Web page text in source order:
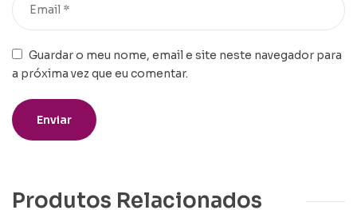
Guardar o meu nome, email e site neste navegador para
a próxima vez que eu comentar.
Produtos Relacionados